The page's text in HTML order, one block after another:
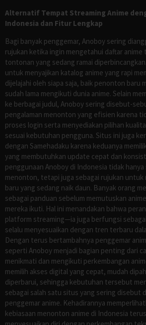
Alternatif Tempat Streaming Anime
Indonesia dan Fitur Lengkap
Bagi banyak penggemar, Anoboy sering
rujukan ketika ingin mengetahui daftar anime
tontonan yang sedang ramai
untuk menyajikan katalog anime yang rapi
dijelajahi oleh siapa saja, baik penonton baru
sudah lama mengikuti dunia anime. Selain
ke berbagai judul, Anoboy sering disebut-
pengalaman menonton yang efisien karena
proses login serta menyediakan pilihan
sesuai kebutuhan pengguna. Situs ini juga
dengan Samehadaku karena keduanya
yang membutuhkan update cepat dan
penggunaan Anoboy di Indonesia tidak
menonton, tetapi juga sebagai rujukan untuk
baru yang sedang naik daun. Banyak orang
sebagai panduan sebelum memutuskan
mereka ikuti. Hal ini menandakan bahwa
platform streaming—ia juga berfungsi
selalu menyesuaikan dengan tren terbaru
Dengan terus bertambahnya penggemar
seperti Anoboy menjadi bagian penting dari
menikmati dan mengikuti perkembangan
memilih akses digital yang cepat, mudah
diperbarui, sehingga kebutuhan tersebut
sebagai salah satu situs yang sering disebut
penggemar anime. Kehadirannya
kebiasaan menonton anime di Indonesia